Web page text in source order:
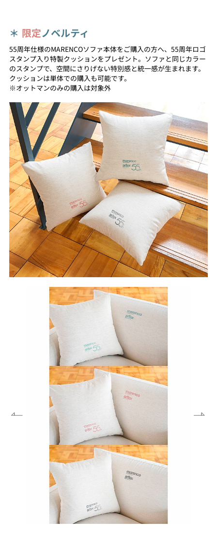
＊ 限定ノベルティ
55周年仕様のMARENCOソファ本体をご購入の方へ、55周年ロゴ
スタンプ入り特製クッションをプレゼント。ソファと同じカラー
のスタンプで、空間にさりげない特別感と統一感が生まれます。
クッションは単体での購入も可能です。
※オットマンのみの購入は対象外